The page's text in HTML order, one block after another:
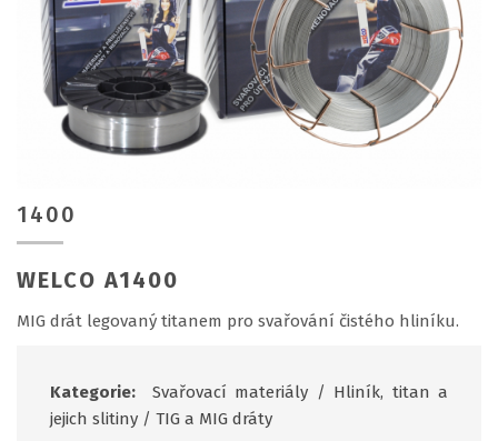
1400
WELCO A1400
MIG drát legovaný titanem pro svařování čistého hliníku.
Kategorie: Svařovací materiály / Hliník, titan a
jejich slitiny / TIG a MIG dráty